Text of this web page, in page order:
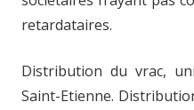
retardataires.
Distribution du vrac,
Saint-Etienne.